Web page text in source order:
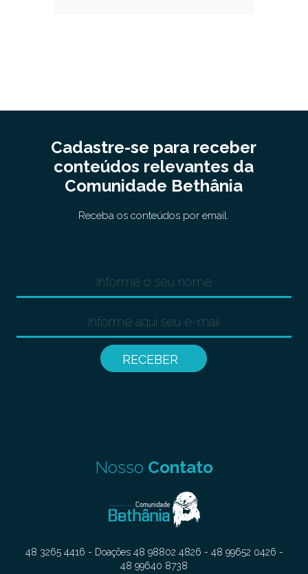
Cadastre-se para receber
conteúdos relevantes da
Comunidade Bethânia
Receba os conteúdos por email.
Nosso Contato
48 3265 4416 - Doações 48 98802 4826 - 48 99652 0426 -
48 99640 8738